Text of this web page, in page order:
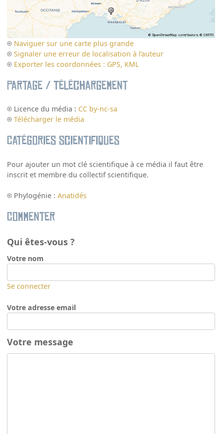
Naviguer sur une carte plus grande
Signaler une erreur de localisation à l’auteur
Exporter les coordonnées : GPS, KML
Partage / Téléchargement
Licence du média : CC by-nc-sa
Télécharger le média
Catégories scientifiques
Pour ajouter un mot clé scientifique à ce média il faut être
inscrit et membre du collectif scientifique.
Phylogénie :Anatidés
Commenter
Qui êtes-vous ?
Votre nom
Se connecter
Votre adresse email
Votre message